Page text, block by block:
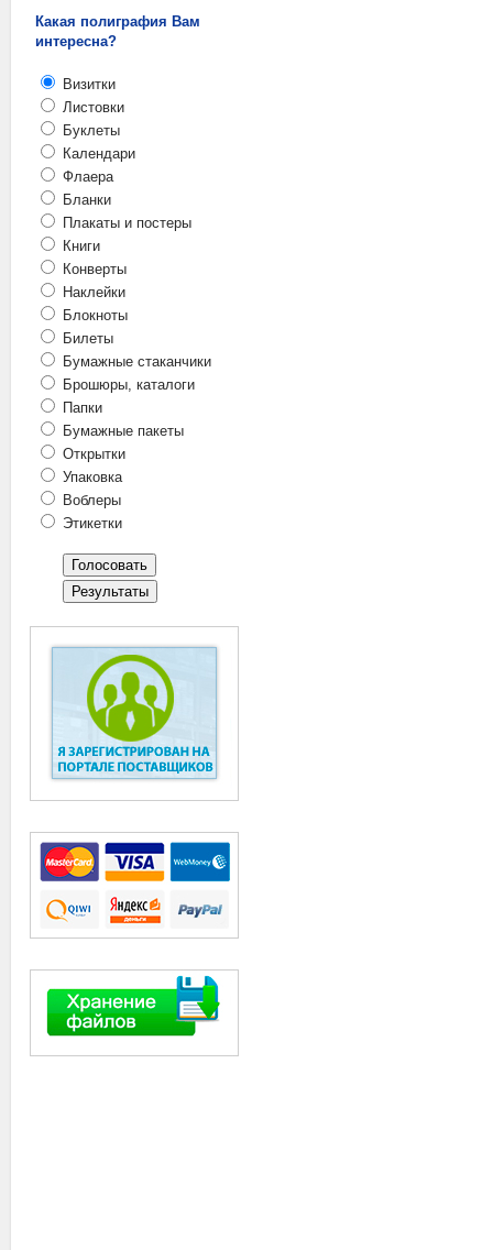
Какая полиграфия Вам
интересна?
Визитки
Листовки
Буклеты
Календари
Флаера
Бланки
Плакаты и постеры
Книги
Конверты
Наклейки
Блокноты
Билеты
Бумажные стаканчики
Брошюры, каталоги
Папки
Бумажные пакеты
Открытки
Упаковка
Воблеры
Этикетки